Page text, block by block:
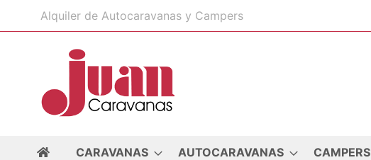
Ir
al
Alquiler de Autocaravanas y Campers
CARAVANAS AUTOCARAVANAS CAMPERS